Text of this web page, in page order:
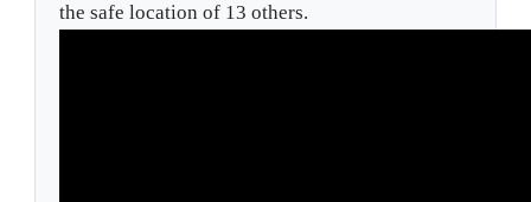
the safe location of 13 others.